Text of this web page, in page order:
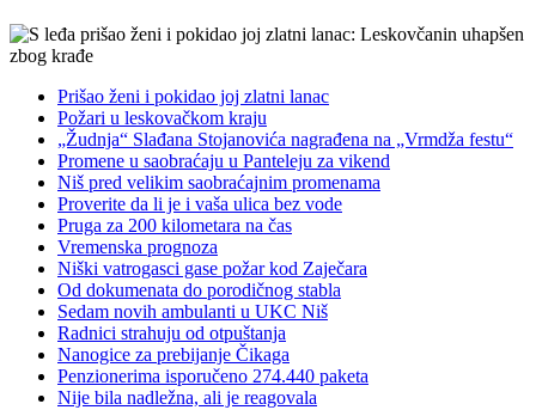
Prišao ženi i pokidao joj zlatni lanac
Požari u leskovačkom kraju
„Žudnja“ Slađana Stojanovića nagrađena na „Vrmdža festu“
Promene u saobraćaju u Panteleju za vikend
Niš pred velikim saobraćajnim promenama
Proverite da li je i vaša ulica bez vode
Pruga za 200 kilometara na čas
Vremenska prognoza
Niški vatrogasci gase požar kod Zaječara
Od dokumenata do porodičnog stabla
Sedam novih ambulanti u UKC Niš
Radnici strahuju od otpuštanja
Nanogice za prebijanje Čikaga
Penzionerima isporučeno 274.440 paketa
Nije bila nadležna, ali je reagovala